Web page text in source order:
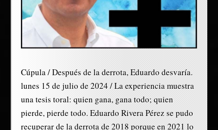
Cúpula / Después de la derrota, Eduardo desvaría.
lunes 15 de julio de 2024 / La experiencia muestra
una tesis toral: quien gana, gana todo; quien
pierde, pierde todo. Eduardo Rivera Pérez se pudo
recuperar de la derrota de 2018 porque en 2021 lo